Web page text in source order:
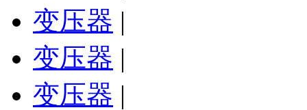
变压器 |
变压器 |
变压器 |